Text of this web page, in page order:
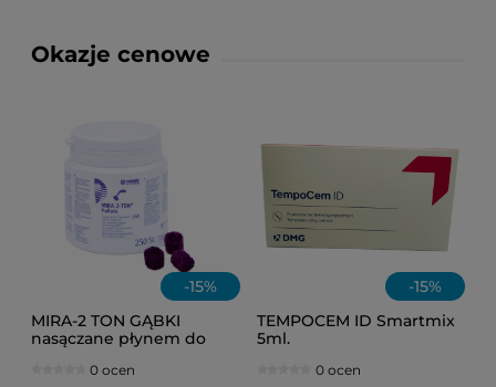
Okazje cenowe
-15%
MIRA-2 TON GĄBKI
nasączane płynem do
0 ocen
-15%
TEMPOCEM ID Smartmix
5ml.
0 ocen